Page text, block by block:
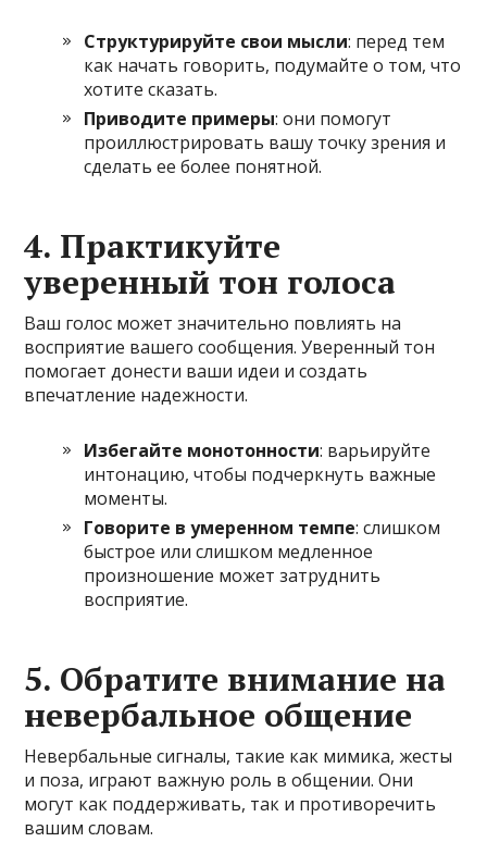
Структурируйте свои мысли: перед тем
как начать говорить, подумайте о том, что
хотите сказать.
Приводите примеры: они помогут
проиллюстрировать вашу точку зрения и
сделать ее более понятной.
4. Практикуйте
уверенный тон голоса
Ваш голос может значительно повлиять на
восприятие вашего сообщения. Уверенный тон
помогает донести ваши идеи и создать
впечатление надежности.
Избегайте монотонности: варьируйте
интонацию, чтобы подчеркнуть важные
моменты.
Говорите в умеренном темпе: слишком
быстрое или слишком медленное
произношение может затруднить
восприятие.
5. Обратите внимание на
невербальное общение
Невербальные сигналы, такие как мимика, жесты
и поза, играют важную роль в общении. Они
могут как поддерживать, так и противоречить
вашим словам.